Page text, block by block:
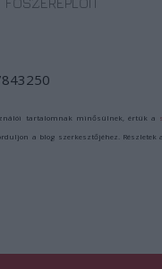
tartalomnak minősülnek, értük a
a blog szerkesztőjéhez. Részletek